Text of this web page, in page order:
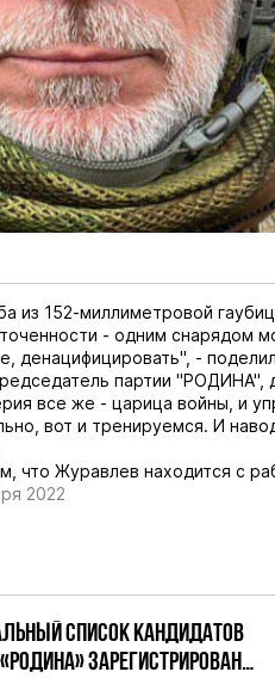
из 152-миллиметровой
- одним снарядом
денацифицировать", -
партии "РОДИНА",
все же - царица войны, и
вот и тренируемся. И
что Журавлев находится с
2022
СПИСОК КАНДИДАТОВ
ЗАРЕГИСТРИРОВАН